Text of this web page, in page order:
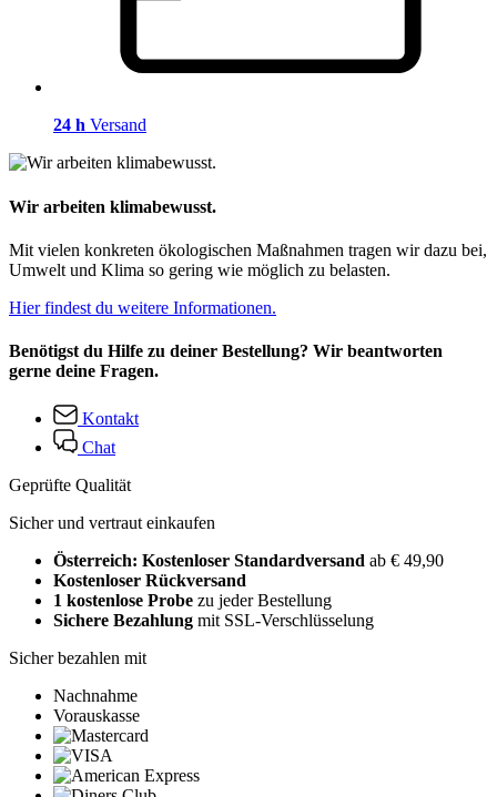
24 h Versand
Wir arbeiten klimabewusst.
Mit vielen konkreten ökologischen Maßnahmen tragen wir dazu bei,
Umwelt und Klima so gering wie möglich zu belasten.
Hier findest du weitere Informationen.
Benötigst du Hilfe zu deiner Bestellung? Wir beantworten
gerne deine Fragen.
Kontakt
Chat
Geprüfte Qualität
Sicher und vertraut einkaufen
Österreich: Kostenloser Standardversand ab € 49,90
Kostenloser Rückversand
1 kostenlose Probe zu jeder Bestellung
Sichere Bezahlung mit SSL-Verschlüsselung
Sicher bezahlen mit
Nachnahme
Vorauskasse